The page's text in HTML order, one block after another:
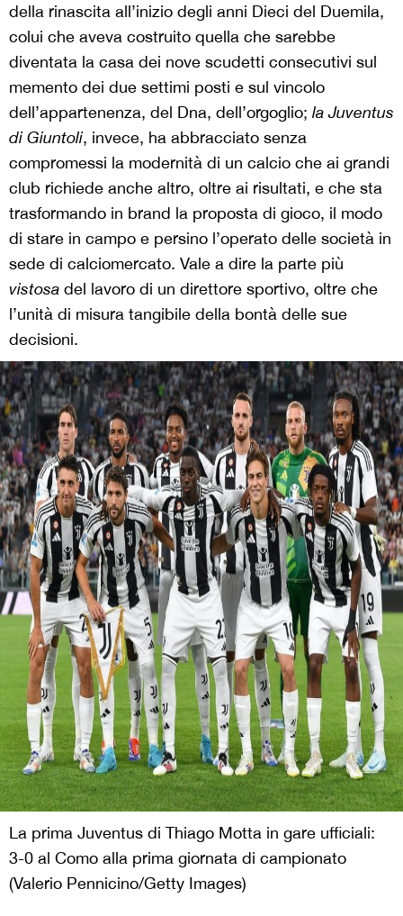
della rinascita all’inizio degli anni Dieci del Duemila,
colui che aveva costruito quella che sarebbe
diventata la casa dei nove scudetti consecutivi sul
memento dei due settimi posti e sul vincolo
dell’appartenenza, del Dna, dell’orgoglio; la Juventus
di Giuntoli, invece, ha abbracciato senza
compromessi la modernità di un calcio che ai grandi
club richiede anche altro, oltre ai risultati, e che sta
trasformando in brand la proposta di gioco, il modo
di stare in campo e persino l’operato delle società in
sede di calciomercato. Vale a dire la parte più
vistosa del lavoro di un direttore sportivo, oltre che
l’unità di misura tangibile della bontà delle sue
decisioni.
La prima Juventus di Thiago Motta in gare ufficiali:
3-0 al Como alla prima giornata di campionato
(Valerio Pennicino/Getty Images)